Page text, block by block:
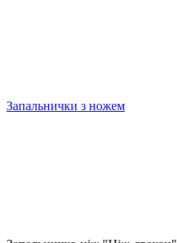
Запальнички з ножем